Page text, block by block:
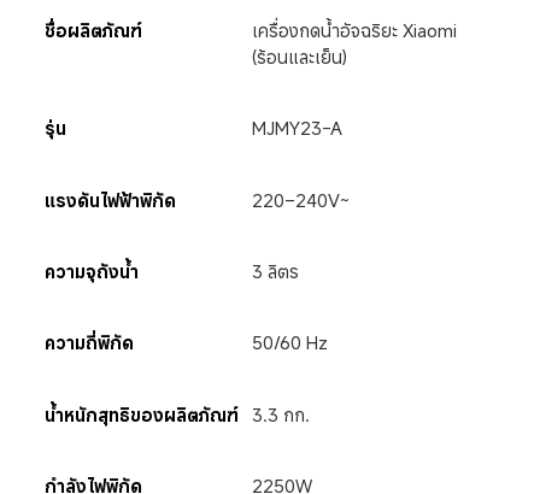
ชื่อผลิตภัณฑ์
เครื่องกดน้ำอัจฉริยะ Xiaomi
(ร้อนและเย็น)
รุ่น MJMY23-A
แรงดันไฟฟ้าพิกัด 220–240V~
ความจุถังน้ำ 3 ลิตร
ความถี่พิกัด 50/60 Hz
น้ำหนักสุทธิของผลิตภัณฑ์ 3.3 กก.
กำลังไฟพิกัด 2250W